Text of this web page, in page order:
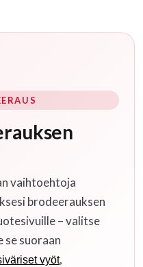
vaihtoehtoja
brodeerauksen
– valitse
se suoraan
vyöt,